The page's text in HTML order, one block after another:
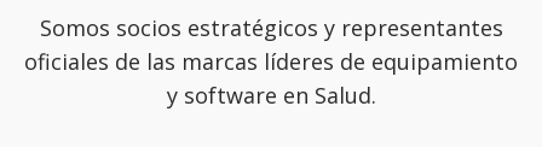
Somos socios estratégicos y representantes
oficiales de las marcas líderes de equipamiento
y software en Salud.